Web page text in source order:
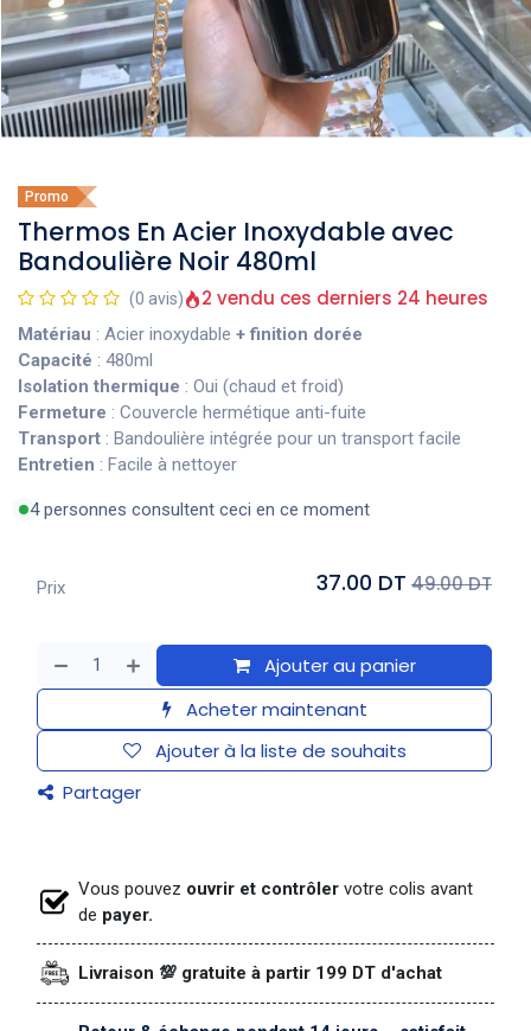
Promo
Thermos En Acier Inoxydable avec
Bandoulière Noir 480ml
(0 avis) 2 vendu ces derniers 24 heures
Matériau : Acier inoxydable + finition dorée
Capacité : 480ml
Isolation thermique : Oui (chaud et froid)
Fermeture : Couvercle hermétique anti-fuite
Transport : Bandoulière intégrée pour un transport facile
Entretien : Facile à nettoyer
4 personnes consultent ceci en ce moment
Ajouter au panier
Acheter maintenant
Ajouter à la liste de souhaits
Partager
Prix 37.00 DT 49.00 DT
Vous pouvez ouvrir et contrôler votre colis avant
de payer.
Livraison 💯 gratuite à partir 199 DT d'achat